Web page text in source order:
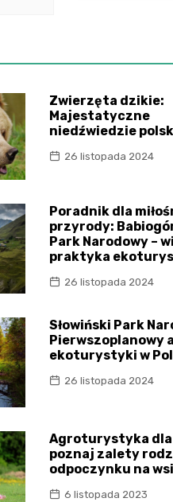
Zwierzęta dzikie:
Majestatyczne
niedźwiedzie
26 listopada 2024
Poradnik dla
przyrody:
Park Narodowy –
praktyka
26 listopada 2024
Słowiński Park
Pierwszoplanowy
ekoturystyki w
26 listopada 2024
Agroturystyka dla
poznaj zalety
odpoczynku na
6 listopada 2023